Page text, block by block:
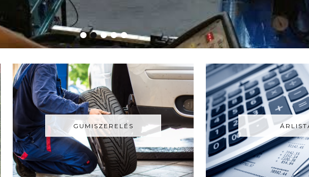
•••••
GUMISZERELÉS